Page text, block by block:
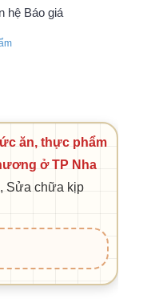
hệ Báo giá
ăn, thực phẩm
ở TP Nha
Sửa chữa kịp